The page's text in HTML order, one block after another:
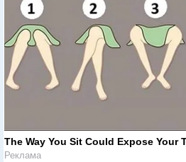
The Way You Sit Could Expose Your
Реклама